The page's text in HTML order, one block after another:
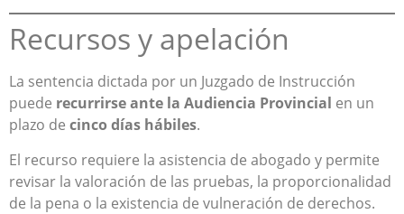
Recursos y apelación
La sentencia dictada por un Juzgado de Instrucción
puede recurrirse ante la Audiencia Provincial en un
plazo de cinco días hábiles.
El recurso requiere la asistencia de abogado y permite
revisar la valoración de las pruebas, la proporcionalidad
de la pena o la existencia de vulneración de derechos.